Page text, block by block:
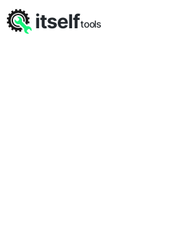
itselftools